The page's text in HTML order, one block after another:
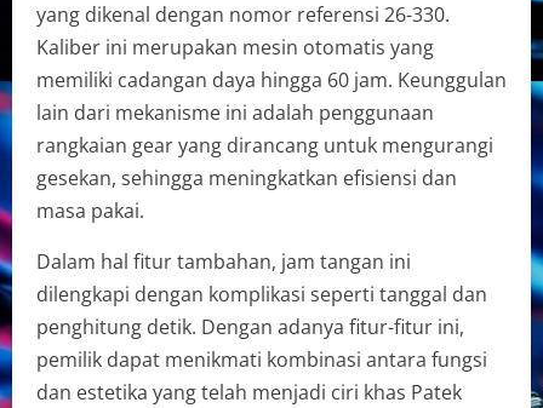
yang dikenal dengan nomor referensi 26-330.
Kaliber ini merupakan mesin otomatis yang
memiliki cadangan daya hingga 60 jam. Keunggulan
lain dari mekanisme ini adalah penggunaan
rangkaian gear yang dirancang untuk mengurangi
gesekan, sehingga meningkatkan efisiensi dan
masa pakai.
Dalam hal fitur tambahan, jam tangan ini
dilengkapi dengan komplikasi seperti tanggal dan
penghitung detik. Dengan adanya fitur-fitur ini,
pemilik dapat menikmati kombinasi antara fungsi
dan estetika yang telah menjadi ciri khas Patek